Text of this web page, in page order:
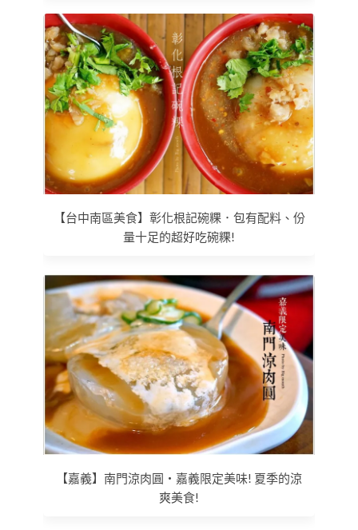
【台中南區美食】彰化根記碗粿．包有配料、份
量十足的超好吃碗粿!
【嘉義】南門涼肉圓‧嘉義限定美味! 夏季的涼
爽美食!